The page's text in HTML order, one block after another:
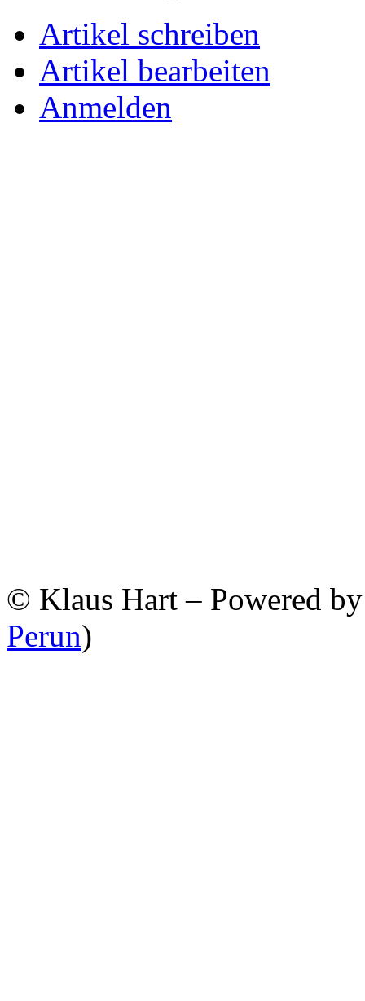
Artikel schreiben
Artikel bearbeiten
Anmelden
© Klaus Hart – Powered
Perun)